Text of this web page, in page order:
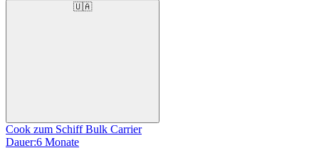
🇺🇦
Cook zum Schiff Bulk Carrier
Dauer:6 Monate